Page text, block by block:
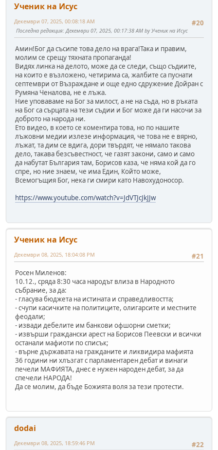
Ученик на Исус
#20
Декември 07, 2025, 00:08:18 AM
Последна редакция: Декември 07, 2025, 00:17:38 AM by Ученик на Исус
Амин!Бог да съсипе това дело на врага!Така и правим,
молим се срещу тяхната пропаганда!
Видях линка на делото, може да се следи, също съдиите,
на които е възложено, четирима са, жалбите са пуснати
септември от Възраждане и още едно сдружение Дойран с
Румяна Ченалова, не е лъжа.
Ние уповаваме на Бог за милост, а не на съда, но в ръката
на Бог са сърцата на тези съдии и Бог може да ги насочи за
доброто на народа ни.
Ето видео, в което се коментира това, но по нашите
лъжовни медии излезе информация, че това не е вярно,
лъжат, та дим се вдига, дори твърдят, че нямало такова
дело, такава безсъвестност, че газят закони, само и само
да набутат България там, Борисов каза, че няма кой да го
спре, но ние знаем, че има Един, Който може,
Всемогъщия Бог, нека ги смири като Навохудоносор.
https://www.youtube.com/watch?v=JdVTJcJkJJw
Ученик на Исус
#21
Декември 08, 2025, 18:04:08 PM
Росен Миленов:
10.12., сряда 8:30 часа народът влиза в Народното
събрание, за да:
- гласува бюджета на истината и справедливостта;
- счупи касичките на политиците, олигарсите и местните
феодали;
- извади дебелите им банкови офшорни сметки;
- извърши граждански арест на Борисов Пеевски и всички
останали мафиоти по списък;
- върне държавата на гражданите и ликвидира мафията
36 години ни хлъзгат с парламентарен дебат и винаги
печели МАФИЯТА, днес е нужен народен дебат, за да
спечели НАРОДА!
Да се молим, да бъде Божията воля за тези протести.
dodai
#22
Декември 08, 2025, 18:59:46 PM